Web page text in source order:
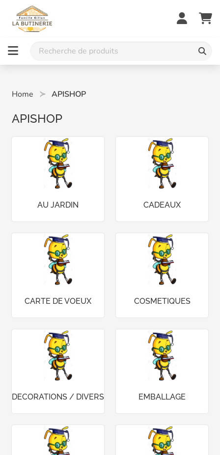
Home APISHOP
APISHOP
AU JARDIN CADEAUX
CARTE DE VOEUX COSMETIQUES
DECORATIONS / DIVERS EMBALLAGE